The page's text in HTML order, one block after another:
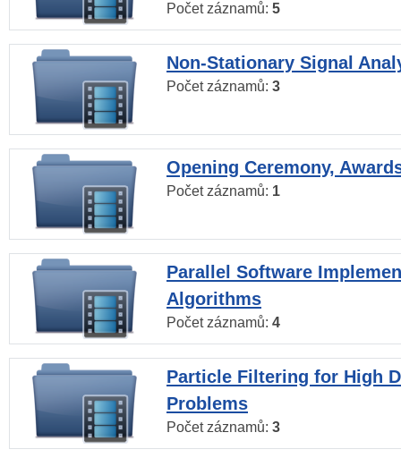
Počet záznamů: 5
Non-Stationary Signal
Počet záznamů: 3
Opening Ceremony,
Počet záznamů: 1
Parallel Software
Algorithms
Počet záznamů: 4
Particle Filtering for High
Problems
Počet záznamů: 3